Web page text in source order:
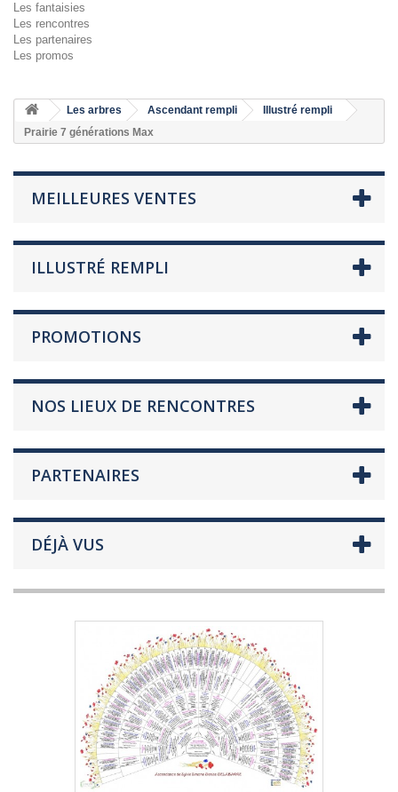
Les fantaisies
Les rencontres
Les partenaires
Les promos
Les arbres Ascendant rempli
Illustré rempli
Prairie 7 générations Max
MEILLEURES VENTES
ILLUSTRÉ REMPLI
PROMOTIONS
NOS LIEUX DE RENCONTRES
PARTENAIRES
DÉJÀ VUS